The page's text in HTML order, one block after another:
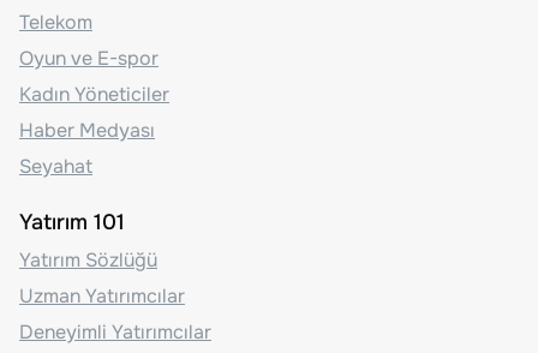
Telekom
Oyun ve E-spor
Kadın Yöneticiler
Haber Medyası
Seyahat
Yatırım 101
Yatırım Sözlüğü
Uzman Yatırımcılar
Deneyimli Yatırımcılar